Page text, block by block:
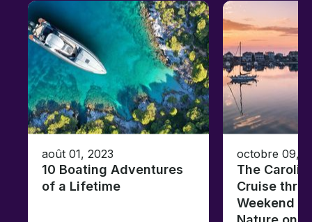
août 01, 2023
10 Boating Adventures
of a Lifetime
octobre 09,
The
Cruise
Weekend